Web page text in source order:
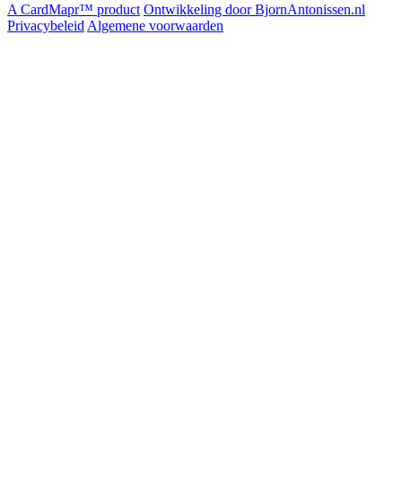
A CardMapr™ product Ontwikkeling door BjornAntonissen.nl
Privacybeleid Algemene voorwaarden